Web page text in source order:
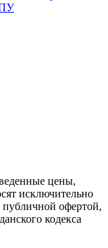
цены,
исключительно
публичной офертой,
кодекса